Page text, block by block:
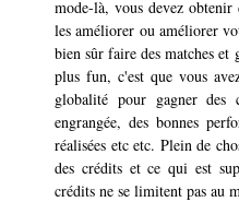
mode-là, vous devez obtenir
les améliorer ou améliorer
bien sûr faire des matches et
plus fun, c'est que vous
globalité pour gagner des
engrangée, des bonnes
réalisées etc etc. Plein de
des crédits et ce qui est
crédits ne se limitent pas au